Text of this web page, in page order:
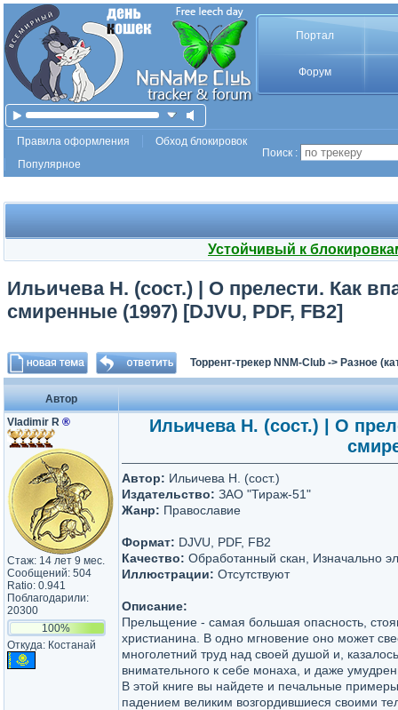
Портал
Форум
Правила оформления
Обход блокировок
Популярное
Поиск :
Устойчивый к
Ильичева Н. (сост.) | О прелести. Как
смиренные (1997) [DJVU, PDF, FB2]
Торрент-трекер NNM-Club -> Разное
Автор
Vladimir R ®
Стаж: 14 лет 9 мес.
Сообщений: 504
Ratio: 0.941
Поблагодарили:
20300
100%
Откуда: Костанай
Ильичева Н. (сост.) | О
Автор: Ильичева Н. (сост.)
Издательство: ЗАО "Тираж-51"
Жанр: Православие
Формат: DJVU, PDF, FB2
Качество: Обработанный скан, Изначально
Иллюстрации: Отсутствуют
Описание:
Прельщение - самая большая опасность,
христианина. В одно мгновение оно может
многолетний труд над своей душой и,
внимательного к себе монаха, и даже
В этой книге вы найдете и печальные
падением великим возгордившиеся своими